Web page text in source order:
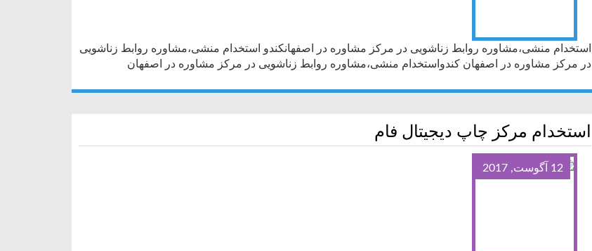
استخدام منشی،مشاوره روابط زناشویی در مرکز مشاوره در اصفهانکندو استخدام منشی،مشاوره روابط زناشویی
در مرکز مشاوره در اصفهان کندواستخدام منشی،مشاوره روابط زناشویی در مرکز مشاوره در اصفهان
استخدام مرکز چاپ دیجیتال فام
12 آگوست, 2017